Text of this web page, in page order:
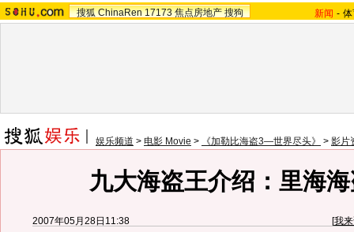
搜狐 ChinaRen 17173 焦点房地产 搜狗 新闻 -
娱乐频道 > 电影 Movie > 《加勒比海盗3—世界尽头》 > 影片
九大海盗王介绍：里海
2007年05月28日11:38 [我